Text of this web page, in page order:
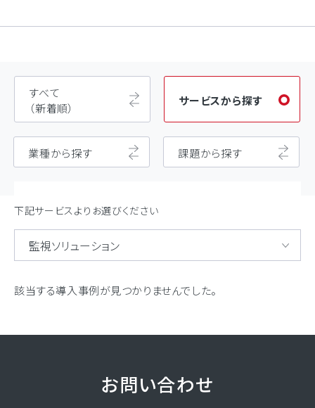
すべて
（新着順）
サービスから探す
業種から探す 課題から探す
下記サービスよりお選びください
該当する導入事例が見つかりませんでした。
お問い合わせ